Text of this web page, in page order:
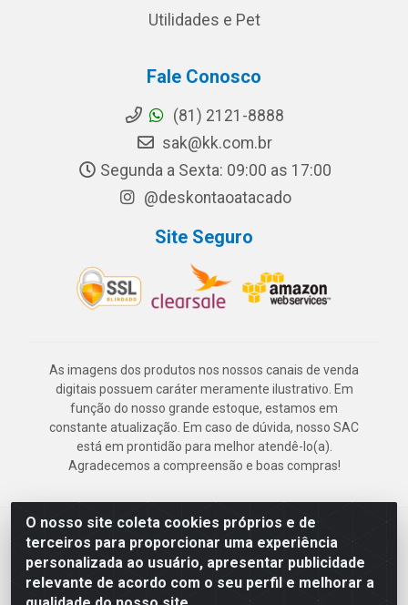
O nosso site coleta cookies próprios e de
terceiros para proporcionar uma experiência
personalizada ao usuário, apresentar publicidade
relevante de acordo com o seu perfil e melhorar a
Utilidades e Pet
Fale Conosco
(81) 2121-8888
sak@kk.com.br
Segunda a Sexta: 09:00 as 17:00
@deskontaoatacado
Site Seguro
As imagens dos produtos nos nossos canais de venda
digitais possuem caráter meramente ilustrativo. Em
função do nosso grande estoque, estamos em
constante atualização. Em caso de dúvida, nosso SAC
está em prontidão para melhor atendê-lo(a).
Agradecemos a compreensão e boas compras!
Deskontão Atacado - Av. Marechal Mascarenhas de Morais, 2471 -
Imbiribeira - Recife/PE - CEP 51.150-001 - CNPJ 24.150.377/0003-
57